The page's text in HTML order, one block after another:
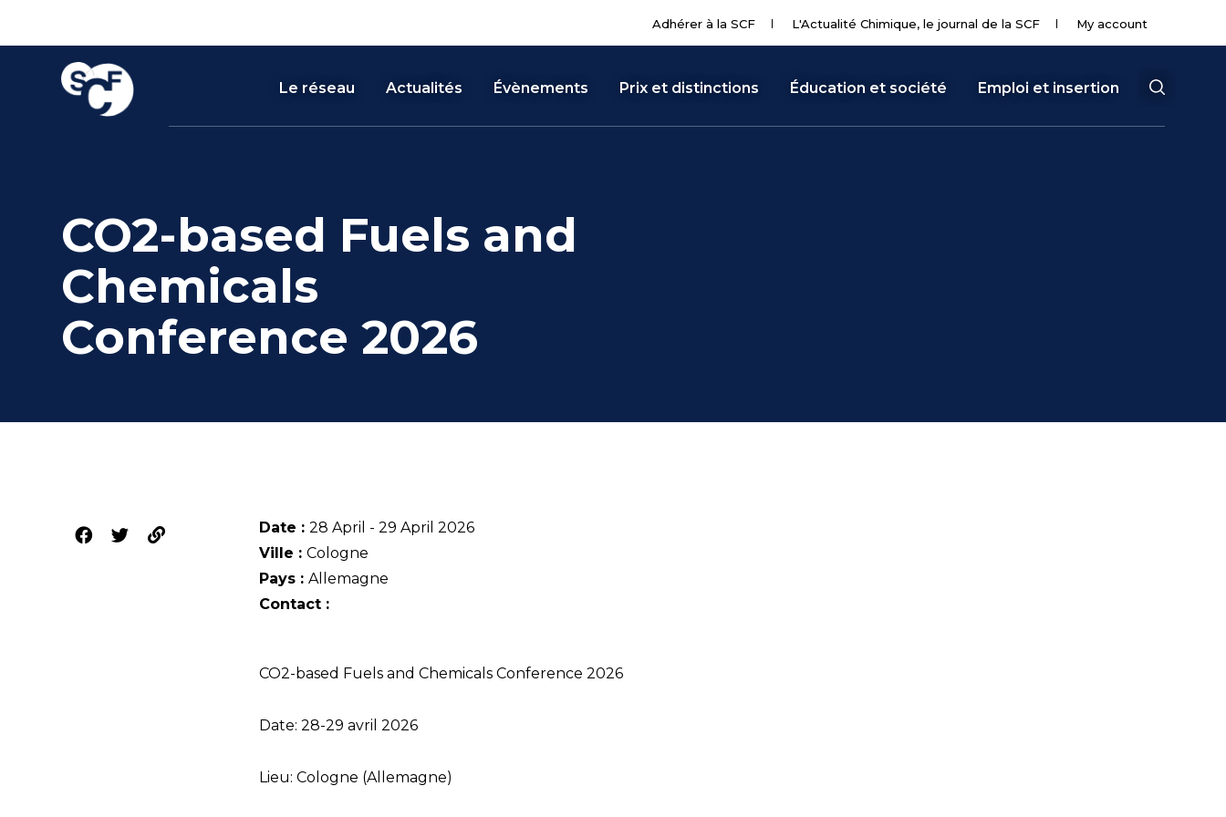
Adhérer à la SCF L'Actualité Chimique, le journal de la SCF My account
Le réseau Actualités Évènements Prix et distinctions Éducation et société Emploi et insertion
CO2-based Fuels and
Chemicals
Conference 2026
Date : 28 April - 29 April 2026
Ville : Cologne
Pays : Allemagne
Contact :
CO2-based Fuels and Chemicals Conference 2026
Date: 28-29 avril 2026
Lieu: Cologne (Allemagne)